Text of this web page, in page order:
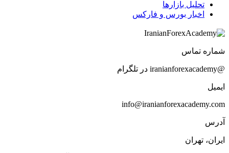
تحلیل بازارها
اخبار بورس و فارکس
شماره تماس
@iranianforexacademy در تلگرام
ایمیل
info@iranianforexacademy.com
آدرس
ایران، تهران